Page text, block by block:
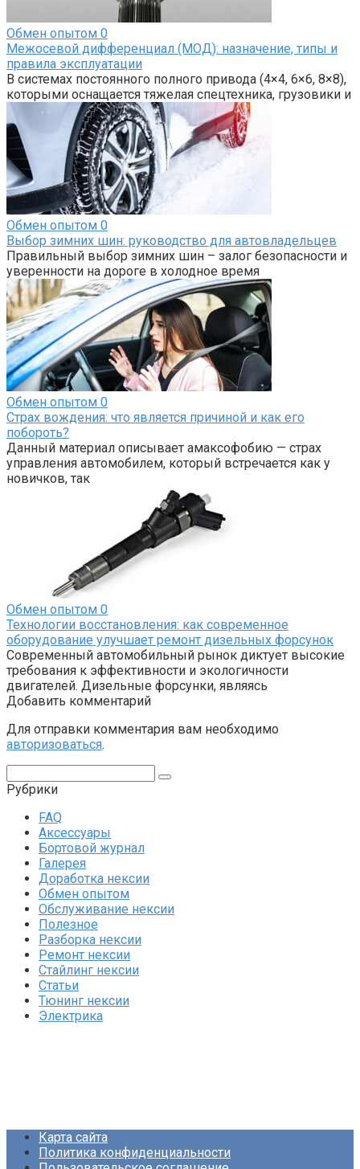
Обмен опытом 0
Межосевой дифференциал (МОД): назначение, типы и
правила эксплуатации
В системах постоянного полного привода (4×4, 6×6, 8×8),
которыми оснащается тяжелая спецтехника, грузовики и
Обмен опытом 0
Выбор зимних шин: руководство для автовладельцев
Правильный выбор зимних шин – залог безопасности и
уверенности на дороге в холодное время
Обмен опытом 0
Страх вождения: что является причиной и как его
побороть?
Данный материал описывает амаксофобию — страх
управления автомобилем, который встречается как у
новичков, так
Обмен опытом 0
Технологии восстановления: как современное
оборудование улучшает ремонт дизельных форсунок
Современный автомобильный рынок диктует высокие
требования к эффективности и экологичности
двигателей. Дизельные форсунки, являясь
Добавить комментарий
Для отправки комментария вам необходимо
авторизоваться.
Рубрики
FAQ
Аксессуары
Бортовой журнал
Галерея
Доработка нексии
Обмен опытом
Обслуживание нексии
Полезное
Разборка нексии
Ремонт нексии
Стайлинг нексии
Статьи
Тюнинг нексии
Электрика
Карта сайта
Политика конфиденциальности